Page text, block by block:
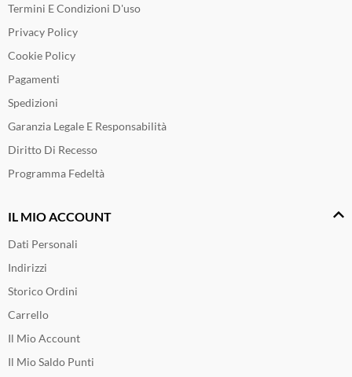
Termini E Condizioni D'uso
Privacy Policy
Cookie Policy
Pagamenti
Spedizioni
Garanzia Legale E Responsabilità
Diritto Di Recesso
Programma Fedeltà
IL MIO ACCOUNT
Dati Personali
Indirizzi
Storico Ordini
Carrello
Il Mio Account
Il Mio Saldo Punti